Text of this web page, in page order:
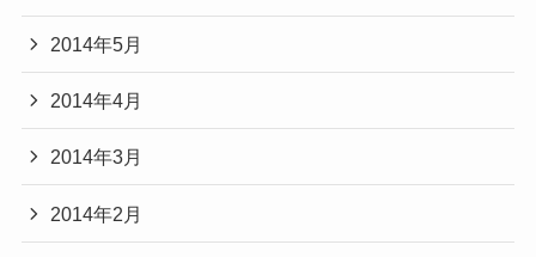
2014年5月
2014年4月
2014年3月
2014年2月